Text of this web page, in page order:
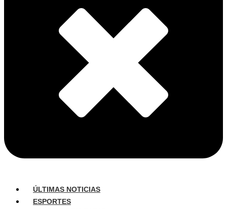
ÚLTIMAS NOTICIAS
ESPORTES